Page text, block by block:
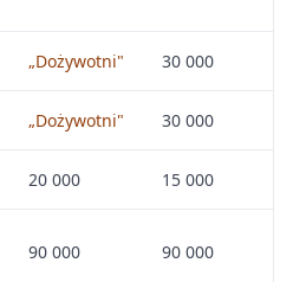
„Dożywotni" 30 000
„Dożywotni" 30 000
20 000 15 000
90 000 90 000